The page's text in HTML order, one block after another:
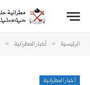
الرئيسية » أخبار المطرانية »
أخبار المطرانية